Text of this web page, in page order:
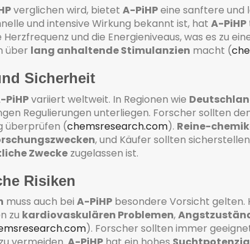
verglichen wird, bietet A-PiHPeine sanftere und
und intensive Wirkung bekannt ist, hat A-PiHP
und die Energieniveaus, was es zu
über lang anhaltende Stimulanzien macht​ (
Sicherheit
PiHPvariiert weltweit. In Regionen wie
Regulierungen unterliegen. Forscher sollten
überprüfen (chemsresearch.com). Reine-
, und Käufer sollten
Zwecke zugelassen ist.
Risiken
muss auch bei A-PiHP besondere Vorsicht gelten.
zu kardiovaskulären Problemen,
). Forscher sollten immer